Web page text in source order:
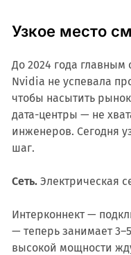
Узкое место
До 2024 года
Nvidia не успевала
чтобы насытить
дата-центры — не
инженеров. Сегодня
шаг.
Сеть.Электрическая
Интерконнект —
— теперь занимает
высокой мощности